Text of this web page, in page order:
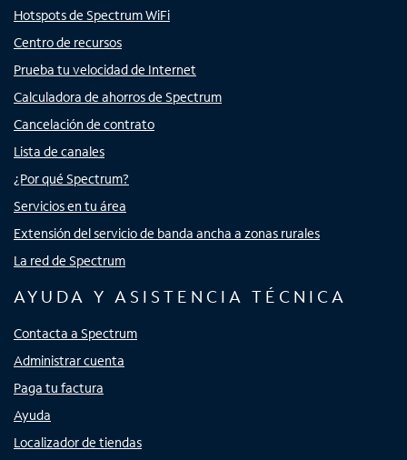
Hotspots de Spectrum WiFi
Centro de recursos
Prueba tu velocidad de Internet
Calculadora de ahorros de Spectrum
Cancelación de contrato
Lista de canales
¿Por qué Spectrum?
Servicios en tu área
Extensión del servicio de banda ancha a zonas rurales
La red de Spectrum
AYUDA Y ASISTENCIA TÉCNICA
Contacta a Spectrum
Administrar cuenta
Paga tu factura
Ayuda
Localizador de tiendas